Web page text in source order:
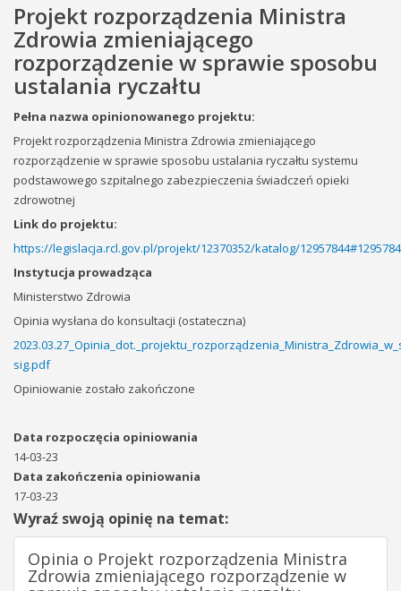
Projekt rozporządzenia Ministra
Zdrowia zmieniającego
rozporządzenie w sprawie sposobu
ustalania ryczałtu
Pełna nazwa opinionowanego projektu:
Projekt rozporządzenia Ministra Zdrowia zmieniającego
rozporządzenie w sprawie sposobu ustalania ryczałtu systemu
podstawowego szpitalnego zabezpieczenia świadczeń opieki
zdrowotnej
Link do projektu:
https://legislacja.rcl.gov.pl/projekt/12370352/katalog/
Instytucja prowadząca
Ministerstwo Zdrowia
Opinia wysłana do konsultacji (ostateczna)
sig.pdf
Opiniowanie zostało zakończone
Data rozpoczęcia opiniowania
14-03-23
Data zakończenia opiniowania
17-03-23
Wyraź swoją opinię na temat:
Opinia o Projekt rozporządzenia Ministra
Zdrowia zmieniającego rozporządzenie w